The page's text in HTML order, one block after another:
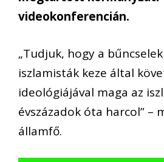
videokonferencián.
„Tudjuk, hogy a
iszlamisták keze által
ideológiájával maga az
évszázadok óta harcol” –
államfő.